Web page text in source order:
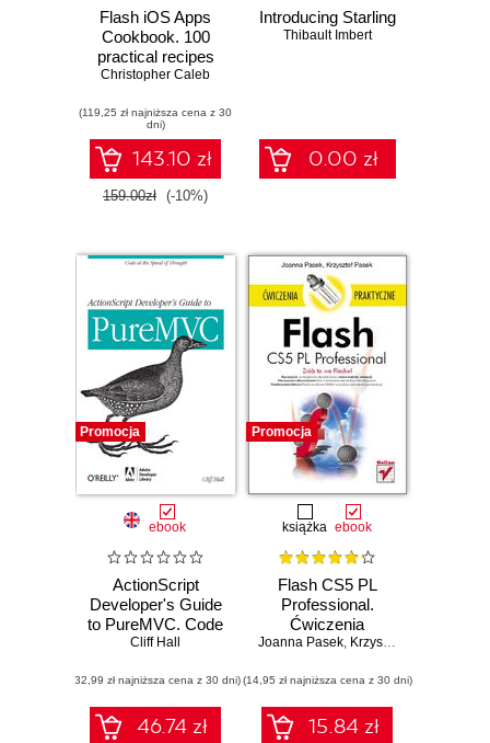
Flash iOS Apps
Cookbook. 100
practical recipes
for developing iOS
Professional and
Adobe AIR with
this book and
Christopher Caleb
(119,25 zł najniższa cena z 30
dni)
143.10 zł
159.00zł (-10%)
Introducing Starling
Thibault Imbert
0.00 zł
Promocja
ebook
ActionScript
Developer's Guide
to PureMVC. Code
at the Speed of
Cliff Hall
(32,99 zł najniższa cena z 30 dni)
46.74 zł
Promocja
książka ebook
Flash CS5 PL
Professional.
Ćwiczenia
praktyczne
Joanna Pasek, Krzysztof Pasek
(14,95 zł najniższa cena z 30 dni)
15.84 zł